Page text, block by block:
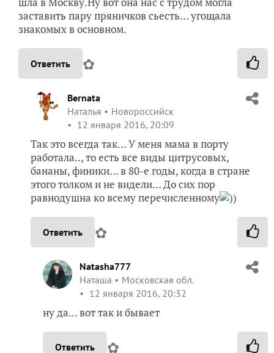
заставить пару пряничков сьесть… угощала
знакомых в основном.
Ответить ✿
Bernata
Наталья
Новороссийск
12 января 2016, 20:09
Так это всегда так… У меня мама в порту
работала.., то есть все виды цитрусовых,
бананы, финики… в 80-е годы, когда в стране
этого толком и не видели… До сих пор
равнодушна ко всему перечисленному
))
Ответить ✿
Natasha777
Наташа
Московская обл.
12 января 2016, 20:32
ну да… вот так и бывает
Ответить ✿